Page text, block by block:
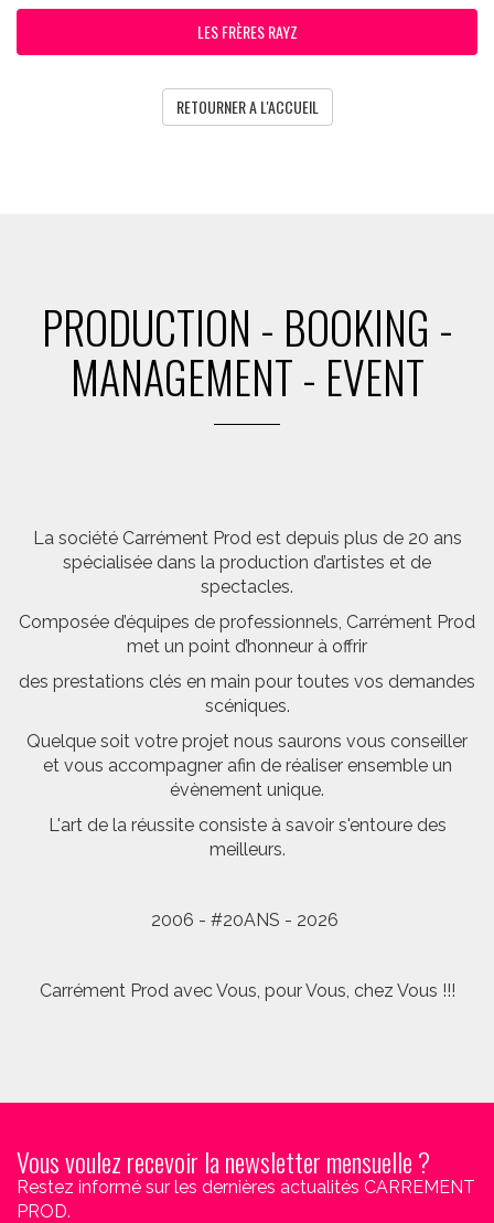
LES FRÈRES RAYZ
RETOURNER A L'ACCUEIL
PRODUCTION - BOOKING -
MANAGEMENT - EVENT
La société Carrément Prod est depuis plus de 20 ans
spécialisée dans la production d’artistes et de
spectacles.
Composée d’équipes de professionnels, Carrément Prod
met un point d’honneur à offrir
des prestations clés en main pour toutes vos demandes
scéniques.
Quelque soit votre projet nous saurons vous conseiller
et vous accompagner afin de réaliser ensemble un
évènement unique.
L'art de la réussite consiste à savoir s'entoure des
meilleurs.
2006 - #20ANS - 2026
Carrément Prod avec Vous, pour Vous, chez Vous !!!
Vous voulez recevoir la newsletter mensuelle ?
Restez informé sur les dernières actualités CARREMENT
PROD.